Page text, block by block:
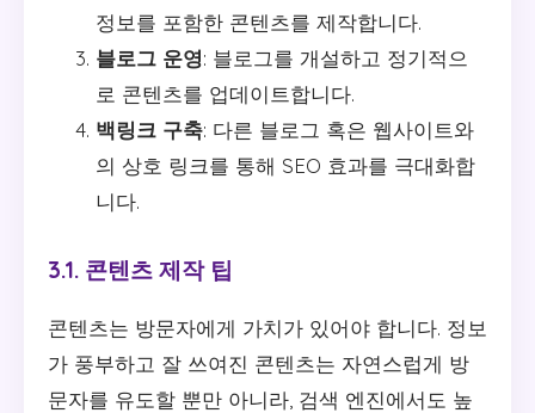
정보를 포함한 콘텐츠를 제작합니다.
블로그 운영: 블로그를 개설하고 정기적으
로 콘텐츠를 업데이트합니다.
백링크 구축: 다른 블로그 혹은 웹사이트와
의 상호 링크를 통해 SEO 효과를 극대화합
니다.
3.1. 콘텐츠 제작 팁
콘텐츠는 방문자에게 가치가 있어야 합니다. 정보
가 풍부하고 잘 쓰여진 콘텐츠는 자연스럽게 방
문자를 유도할 뿐만 아니라, 검색 엔진에서도 높